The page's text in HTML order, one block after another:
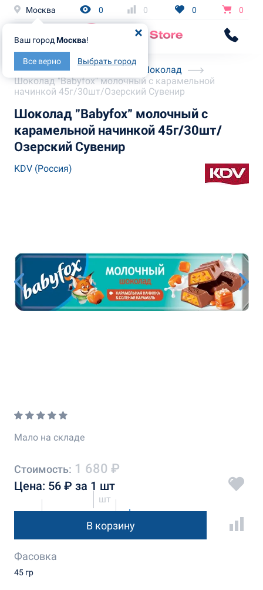
Москва
Ваш город Москва!
Все верно Выбрать город
0 0 0 0
Главная Каталог
Шоколад
Шоколад "Babyfox" молочный с карамельной
начинкой 45г/30шт/Озерский Сувенир
Шоколад "Babyfox" молочный с
карамельной начинкой 45г/30шт/
Озерский Сувенир
KDV (Россия)
Мало на складе
Стоимость: 1 680 ₽
Цена: 56 ₽ за 1 шт
шт
В корзину
Фасовка
45 гр